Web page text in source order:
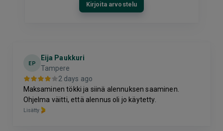
Kirjoita arvostelu
EP
Eija Paukkuri
Tampere
2 days ago
Maksaminen tökki ja siinä alennuksen saaminen.
Ohjelma väitti, että alennus oli jo käytetty.
Lisätty